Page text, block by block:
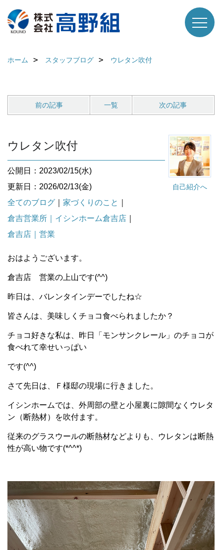
ホーム スタッフブログ ウレタン吹付
前の記事 一覧 次の記事
自己紹介へ
ウレタン吹付
公開日：2023/02/15(水)
更新日：2026/02/13(金)
全てのブログ
家づくりのこと
倉吉営業所｜イシンホーム倉吉店
倉吉店｜営業
おはようございます。
倉吉店 営業の上山です(^^)
昨日は、バレンタインデーでしたね☆
皆さんは、美味しくチョコ食べられましたか？
チョコ好きな私は、昨日「モンサンクレール」のチョコが
食べれて幸せいっぱい
です(^^)
さて先日は、Ｆ様邸の現場に行きました。
イシンホームでは、外周部の壁と小屋裏に隙間なくウレタ
ン（断熱材）を吹付ます。
従来のグラスウールの断熱材などよりも、ウレタンは断熱
性が高い物です(*^^*)